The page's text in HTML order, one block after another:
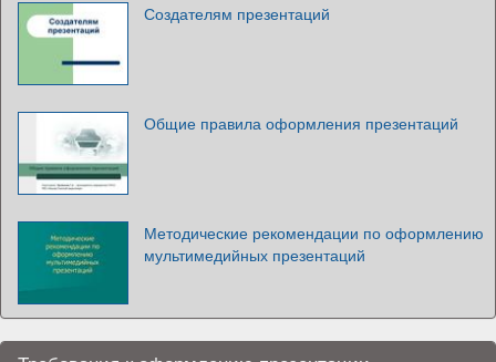
Создателям презентаций
Общие правила оформления презентаций
Методические рекомендации по оформлению
мультимедийных презентаций